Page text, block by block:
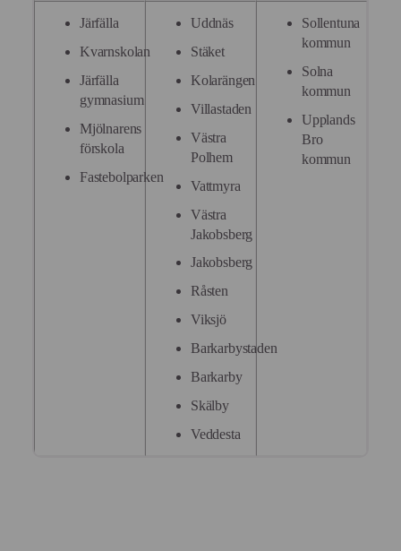
Järfälla
Kvarnskolan
Järfälla
gymnasium
Mjölnarens
förskola
Fastebolparken
Uddnäs
Stäket
Kolarängen
Villastaden
Västra
Polhem
Vattmyra
Västra
Jakobsberg
Jakobsberg
Råsten
Viksjö
Barkarbystaden
Barkarby
Skälby
Veddesta
Sollentuna
kommun
Solna
kommun
Upplands
Bro
kommun